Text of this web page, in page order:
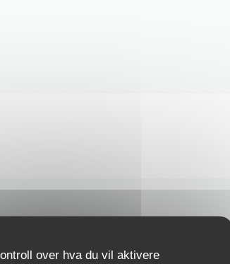
over hva du vil aktivere